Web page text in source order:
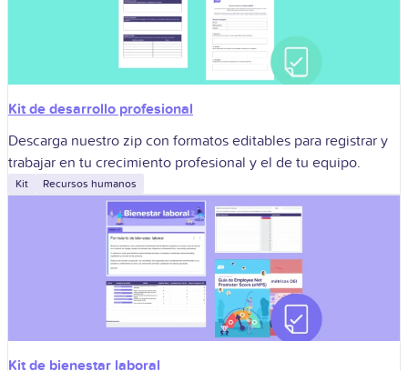
Kit de desarrollo profesional
Descarga nuestro zip con formatos editables para registrar y
trabajar en tu crecimiento profesional y el de tu equipo.
Kit Recursos humanos
Kit de bienestar laboral